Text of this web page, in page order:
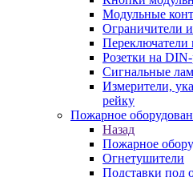
Модульные
Ограничители
Переключатели
Розетки на
Сигнальные
Измерители,
рейку
Пожарное
Назад
Пожарное
Огнетушители
Подставки под